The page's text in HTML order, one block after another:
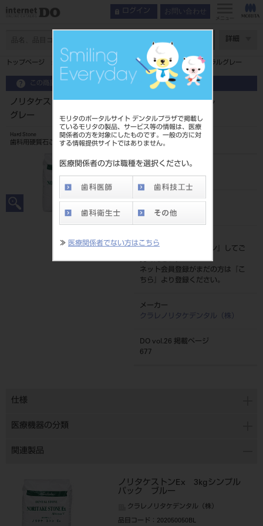
モリタのポータルサイト デンタルプラザで掲載し
ているモリタの製品、サービス等の情報は、医療
関係者の方を対象にしたものです。一般の方に対
する情報提供サイトではありません。
医療関係者の方は職種を選択ください。
≫ 医療関係者でない方はこちら
ログイン お問い合わせ
メニュー
詳細
トップページ ノリタケストンEx 3kgシンプルパック ニュートラルグレー
この商品に関するお問い合わせ
ノリタケストンEx 3kgシンプルパック ニュートラル
グレー
Hard Stone
歯科用硬質石こう（硬質石こう）
品目コード
202050050NGR
JAN/EANコード
4571223423243
標準価格
価格の確認は『
ログイン
』してご
覧ください。
ネット会員登録がまだの方は『
こ
ちら
』より登録ください。
メーカー
クラレノリタケデンタル（株）
DO vol.26 掲載ページ
677
仕様
医療機器の分類
関連製品
ノリタケストンEx 3kgシンプル
パック ブルー
クラレノリタケデンタル（株）
品目コード ：202050050BL